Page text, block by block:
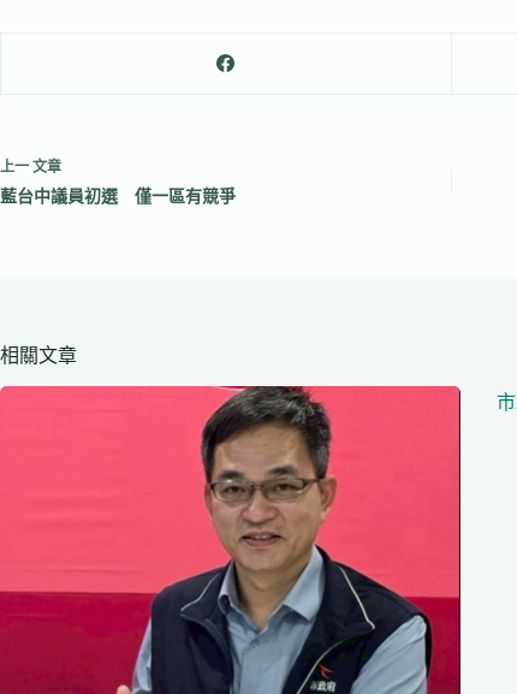
上一 文章
藍台中議員初選 僅一區有競爭
相關文章